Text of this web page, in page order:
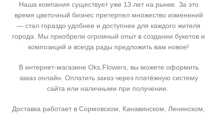
Наша компания существует уже 13 лет на рынке. За это
время цветочный бизнес претерпел множество изменений
— стал гораздо удобнее и доступнее для каждого жителя
города. Мы приобрели огромный опыт в создании букетов и
композиций и всегда рады предложить вам новое!
В интернет-магазине Oks.Flowers, вы можете оформить
заказ онлайн. Оплатить заказ через платёжную систему
сайта или наличными при получении.
Доставка работает в Сормовском, Канавинском, Ленинском,